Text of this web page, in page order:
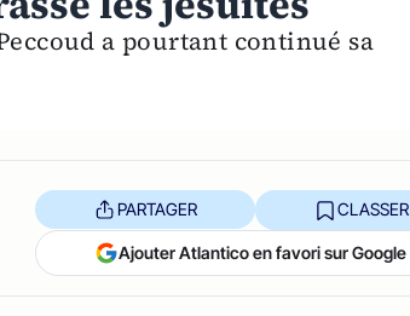
a pourtant continué sa
PARTAGER CLASSER
Ajouter Atlantico en favori sur Google